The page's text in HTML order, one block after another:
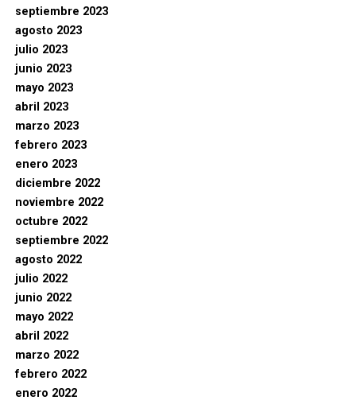
septiembre 2023
agosto 2023
julio 2023
junio 2023
mayo 2023
abril 2023
marzo 2023
febrero 2023
enero 2023
diciembre 2022
noviembre 2022
octubre 2022
septiembre 2022
agosto 2022
julio 2022
junio 2022
mayo 2022
abril 2022
marzo 2022
febrero 2022
enero 2022